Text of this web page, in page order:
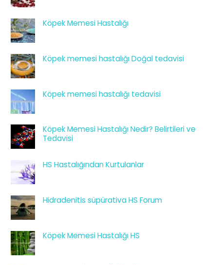
Köpek Memesi Hastalığı
Köpek memesi hastalığı Doğal tedavisi
Köpek memesi hastalığı tedavisi
Köpek Memesi Hastalığı Nedir? Belirtileri ve
Tedavisi
HS Hastalığından Kurtulanlar
Hidradenitis süpürativa HS Forum
Köpek Memesi Hastalığı HS